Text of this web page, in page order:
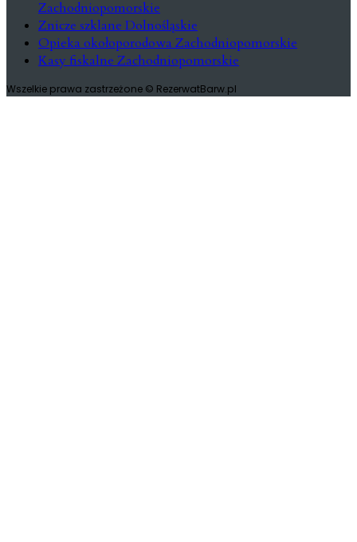
Zachodniopomorskie
Znicze szklane Dolnośląskie
Opieka okołoporodowa Zachodniopomorskie
Kasy fiskalne Zachodniopomorskie
Wszelkie prawa zastrzeżone © RezerwatBarw.pl